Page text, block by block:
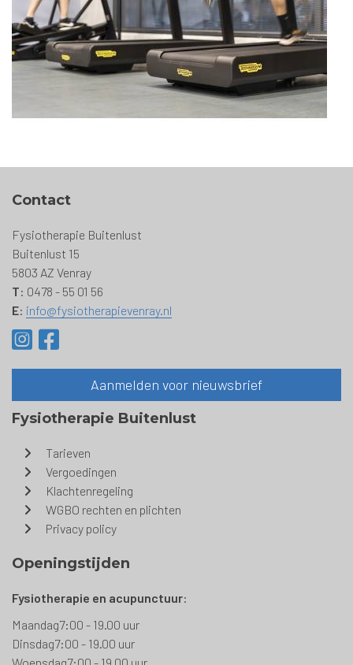
Contact
Fysiotherapie Buitenlust
Buitenlust 15
5803 AZ Venray
T: 0478 - 55 01 56
E: info@fysiotherapievenray.nl
Aanmelden voor nieuwsbrief
Fysiotherapie Buitenlust
Tarieven
Vergoedingen
Klachtenregeling
WGBO rechten en plichten
Privacy policy
Openingstijden
Fysiotherapie en acupunctuur:
Maandag7:00 - 19.00 uur
Dinsdag7:00 - 19.00 uur